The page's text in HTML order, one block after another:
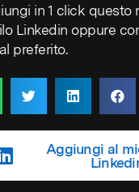
in 1 click questo
Linkedin oppure
preferito.
Aggiungi al